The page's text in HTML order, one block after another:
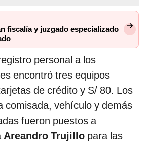
fiscalía y juzgado especializado
personal a los
encontró tres equipos
de crédito y S/ 80. Los
comisada, vehículo y demás
fueron puestos a
Areandro Trujillo para las